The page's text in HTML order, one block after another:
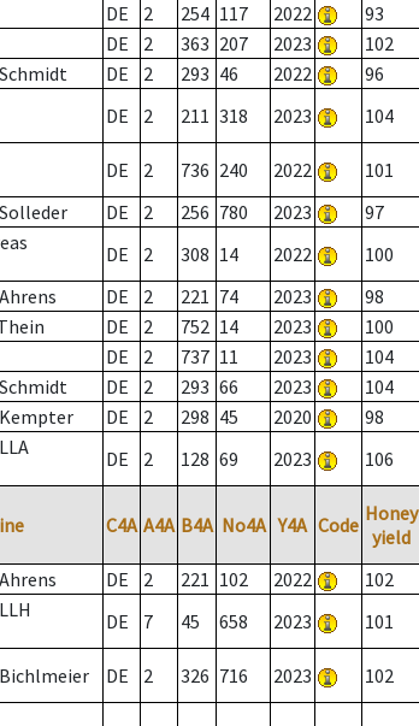
DE 2 254 117 2022 93
DE 2 363 207 2023 102
DE 2 293 46 2022 96
DE 2 211 318 2023 104
DE 2 736 240 2022 101
DE 2 256 780 2023 97
DE 2 308 14 2022 100
DE 2 221 74 2023 98
DE 2 752 14 2023 100
DE 2 737 11 2023 104
DE 2 293 66 2023 104
DE 2 298 45 2020 98
DE 2 128 69 2023 106
C4A A4A B4A No4A Y4A Code Honey
yield
DE 2 221 102 2022 102
DE 7 45 658 2023 101
DE 2 326 716 2023 102